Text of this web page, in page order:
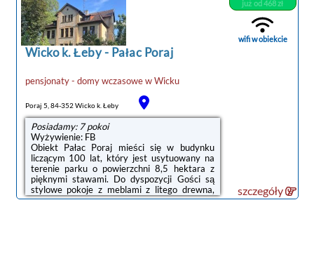
noclegi Wicko k. Łeby
Wicko k. Łeby- Pałac Poraj
pensjonaty - domy wczasowewWicku
Poraj 5, 84-352 Wicko k. Łeby
Posiadamy: 7 pokoi
Wyżywienie: FB
Obiekt Pałac Poraj mieści się w budynku
liczącym 100 lat, który jest usytuowany na
terenie parku o powierzchni 8,5 hektara z
pięknymi stawami. Do dyspozycji Gości są
stylowe pokoje z meblami z litego drewna,
telewizorem i bezpłatnym bezprzewodowym
już od 468 zł
wifi w obiekcie
szczegóły